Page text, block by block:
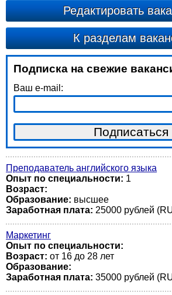
Редактировать
К разделам
Подписка на свежие
Ваш e-mail:
Преподаватель английского языка
Опыт по специальности: 1
Возраст:
Образование: высшее
Заработная плата: 25000 рублей
Маркетинг
Опыт по специальности:
Возраст: от 16 до 28 лет
Образование:
Заработная плата: 35000 рублей